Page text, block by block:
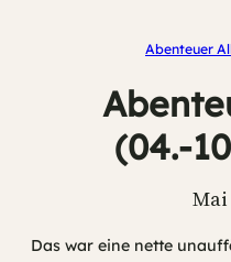
Abenteuer
(04.-
Mai
Das war eine nette